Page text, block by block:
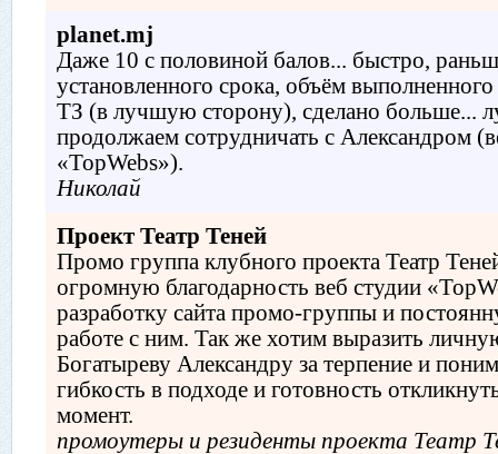
planet.mj
Даже 10 с половиной балов... быстро,
установленного срока, объём
ТЗ (в лучшую сторону), сделано больше...
продолжаем сотрудничать с Александром
«TopWebs»).
Николай
Проект Театр Теней
Промо группа клубного проекта Театр
огромную благодарность веб студии
разработку сайта промо-группы и
работе с ним. Так же хотим выразить
Богатыреву Александру за терпение и
гибкость в подходе и готовность
момент.
промоутеры и резиденты проекта Театр